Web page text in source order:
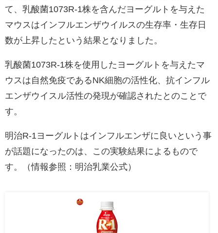
て、乳酸菌1073R-1株を含んだヨーグルトを与えた
マウスはインフルエンザウイルスの生存率・生存日
数が上昇したという結果となりました。
乳酸菌1073R-1株を使用したヨーグルトを与えたマ
ウスは自然免疫であるNK細胞の活性化、抗インフル
エンザウイスル活性の発現が確認されたとのことで
す。
明治R-1ヨーグルトはインフルエンザに良いという事
が話題になったのは、この実験結果によるもので
す。（情報参照： 明治乳業公式）